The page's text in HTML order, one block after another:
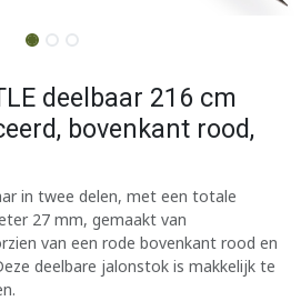
deelbaar 216 cm
bovenkant rood,
in twee delen, met een totale
27 mm, gemaakt van
van een rode bovenkant rood en
deelbare jalonstok is makkelijk te